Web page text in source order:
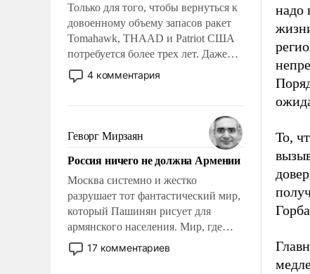
Только для того, чтобы вернуться к
довоенному объему запасов ракет
Tomahawk, THAAD и Patriot США
потребуется более трех лет. Даже
небольшая война с Ираном
опустошила американские
уязвимости США, например, перед
Китаем.
4 комментария
Геворг Мирзаян
Россия ничего не должна Армении
Москва системно и жестко
разрушает тот фантастический мир,
который Пашинян рисует для
армянского населения. Мир, где
политические прожекты будут
безусловно оплачиваться за счет
17 комментариев
надо
То,